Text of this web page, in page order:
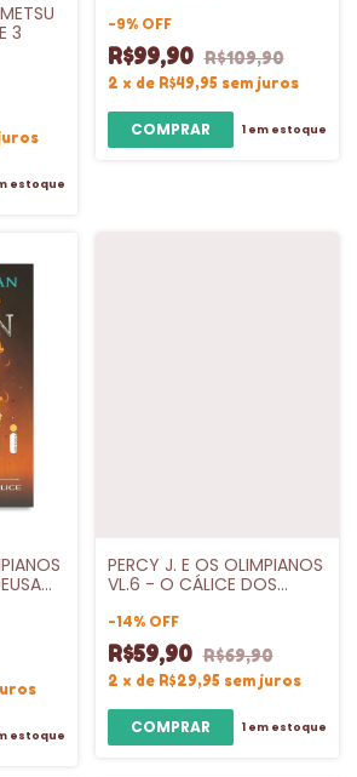
3
estoque
-9% OFF
R$99,90 R$109,90
2 x de R$49,95 sem juros
1 em estoque
estoque
PERCY J. E OS OLIMPIANOS
VL.6 - O CÁLICE DOS
-14% OFF
R$59,90 R$69,90
2 x de R$29,95 sem juros
1 em estoque